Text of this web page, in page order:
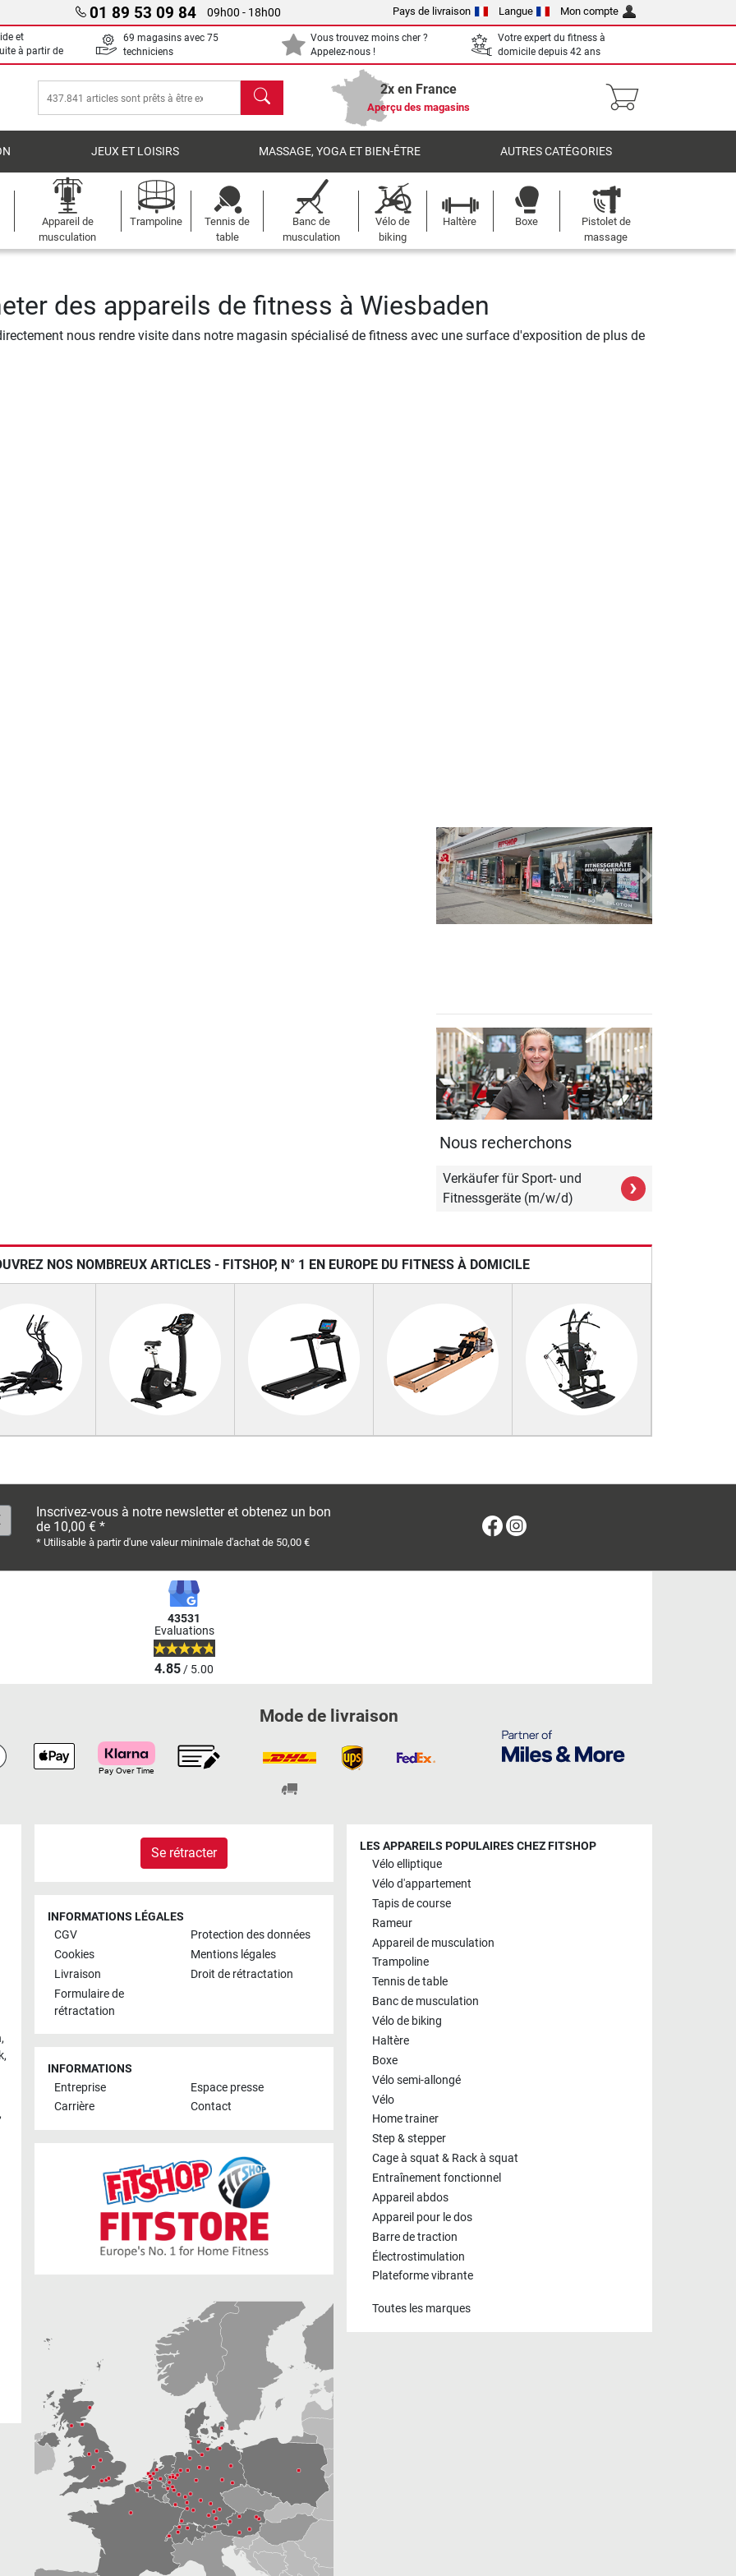
01 89 53 09 84 09h00 - 18h00 Pays de livraison Langue Mon compte
et
à partir de
69 magasins avec 75
techniciens
Vous trouvez moins cher ?
Appelez-nous !
Votre expert du fitness à
domicile depuis 42 ans
chercher 2x en France
Aperçu des magasins
JEUX ET LOISIRS MASSAGE, YOGA ET BIEN-ÊTRE AUTRES CATÉGORIES
Appareil de
musculation
Trampoline
Tennis de
table
Banc de
musculation
Vélo de
biking
Haltère Boxe
Pistolet de
massage
des appareils de fitness à Wiesbaden
nous rendre visite dans notre magasin spécialisé de fitness avec une surface d'exposition de plus de
Previous Next
Nous recherchons
Verkäufer für Sport- und
Fitnessgeräte (m/w/d)
›
NOS NOMBREUX ARTICLES - FITSHOP, N° 1 EN EUROPE DU FITNESS À DOMICILE
Inscrivez-vous à notre newsletter et obtenez un bon
de 10,00 € *
* Utilisable à partir d'une valeur minimale d'achat de 50,00 €
Facebook
43531
Evaluations
4.85/ 5.00
Mode de livraison
,
,
,
Se rétracter
INFORMATIONS LÉGALES
CGV
Protection des données
Cookies
Mentions légales
Livraison
Droit de rétractation
Formulaire de
rétractation
INFORMATIONS
Entreprise
Espace presse
Carrière
Contact
LES APPAREILS POPULAIRES CHEZ FITSHOP
Vélo elliptique
Vélo d'appartement
Tapis de course
Rameur
Appareil de musculation
Trampoline
Tennis de table
Banc de musculation
Vélo de biking
Haltère
Boxe
Vélo semi-allongé
Vélo
Home trainer
Step & stepper
Cage à squat & Rack à squat
Entraînement fonctionnel
Appareil abdos
Appareil pour le dos
Barre de traction
Électrostimulation
Plateforme vibrante
Toutes les marques